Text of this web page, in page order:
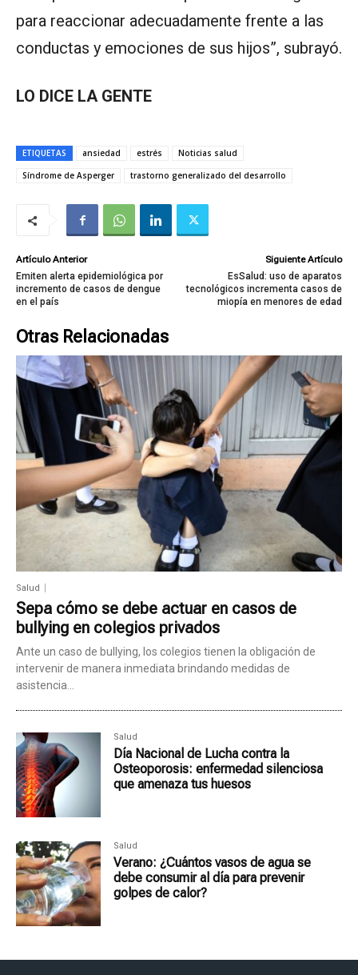
para reaccionar adecuadamente frente a las
conductas y emociones de sus hijos”, subrayó.
LO DICE LA GENTE
ETIQUETAS ansiedad estrés
Noticias salud
Síndrome de Asperger
trastorno generalizado del desarrollo
Artículo Anterior
Emiten alerta epidemiológica por
incremento de casos de dengue
en el país
Siguiente Artículo
EsSalud: uso de aparatos
tecnológicos incrementa casos de
miopía en menores de edad
Otras Relacionadas
Salud
Sepa cómo se debe actuar en casos de
bullying en colegios privados
Ante un caso de bullying, los colegios tienen la obligación de
intervenir de manera inmediata brindando medidas de
asistencia...
Salud
Día Nacional de Lucha contra la
Osteoporosis: enfermedad silenciosa
que amenaza tus huesos
Salud
Verano: ¿Cuántos vasos de agua se
debe consumir al día para prevenir
golpes de calor?